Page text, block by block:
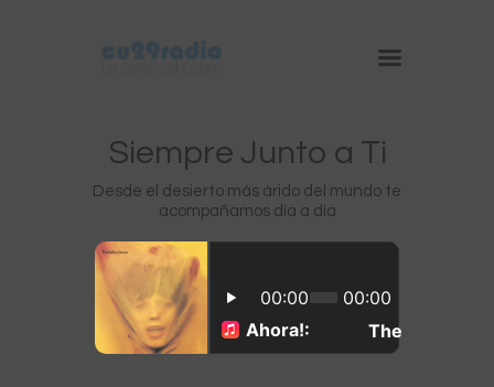
Siempre Junto a Ti
Desde el desierto más árido del mundo te
acompañamos día a día
Chuquicamata
Radomiro Tomic
Ministro Hales